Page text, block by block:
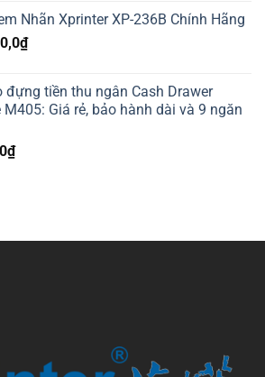
Nhãn Xprinter XP-236B Chính Hãng
₫
đựng tiền thu ngân Cash Drawer
M405: Giá rẻ, bảo hành dài và 9 ngăn
₫